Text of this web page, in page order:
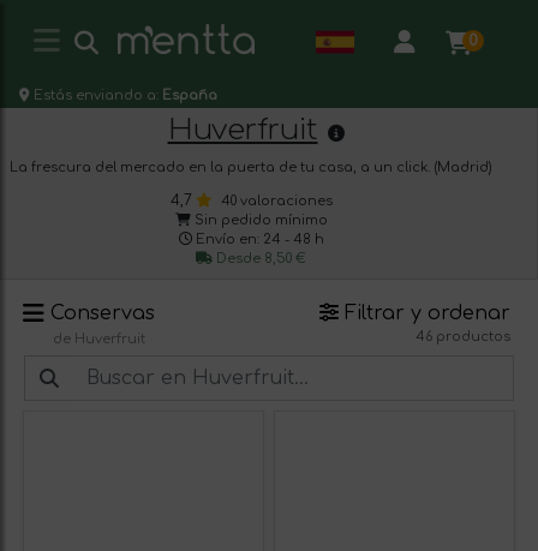
0
Estás enviando a: España
Huverfruit
La frescura del mercado en la puerta de tu casa, a un click. (Madrid)
4,7
40 valoraciones
Sin pedido mínimo
Envío en: 24 - 48 h
Desde 8,50 €
Conservas
de Huverfruit
Filtrar y ordenar
46 productos